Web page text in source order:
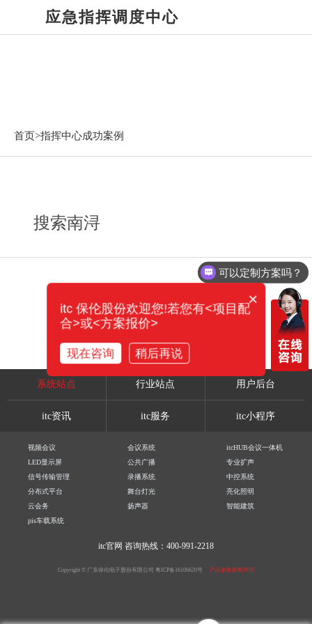
应急指挥调度中心
首页>指挥中心成功案例
搜索南浔
系统站点 行业站点 用户后台
itc资讯 itc服务 itc小程序
视频会议 会议系统
itcHUB会议一体机
LED显示屏
公共广播
专业扩声
信号传输管理
录播系统
中控系统
分布式平台
舞台灯光
亮化照明
云会务
扬声器
智能建筑
pis车载系统
itc官网 咨询热线：400-991-2218
Copyright © 广东保伦电子股份有限公司 粤ICP备16106620号 产品参数解释声明
可以定制方案吗？
×
itc 保伦股份欢迎您!若您有<项目配
合>或<方案报价>
现在咨询 稍后再说